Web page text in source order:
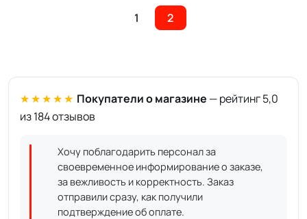
1 2
★★★★★ Покупатели о магазине — рейтинг 5,0
из 184 отзывов
Хочу поблагодарить персонал за
своевременное информирование о заказе,
за вежливость и корректность. Заказ
отправили сразу, как получили
подтверждение об оплате.